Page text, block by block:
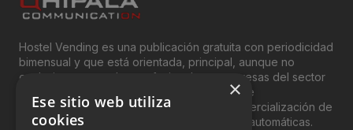
Hostel Vending es una publicación gratuita con periodicidad
bimensual y que está orientada, principal, aunque no
exclusivamente, a los profesionales y empresas del sector
del “Vending”; nombre con el que se conoce
genéricamente entre profesionales a la comercialización de
productos y servicios a través de máquinas automáticas.
×
Ese sitio web utiliza
cookies